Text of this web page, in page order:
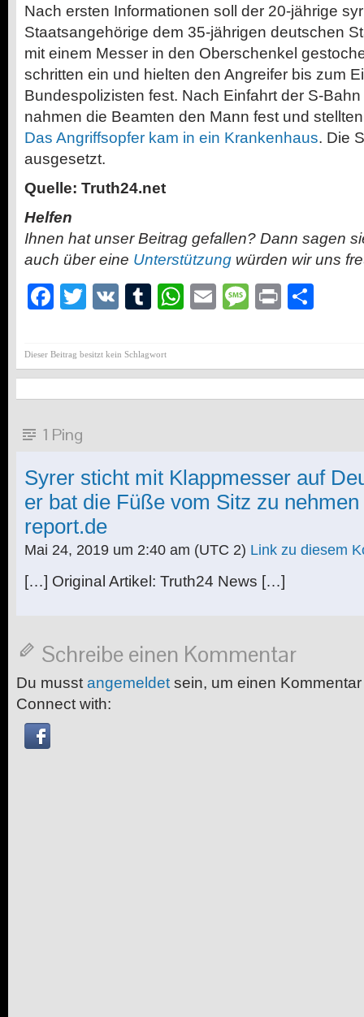
Nach ersten Informationen soll der 20-jährige
Staatsangehörige dem 35-jährigen deutschen
mit einem Messer in den Oberschenkel
schritten ein und hielten den Angreifer bis zum
Bundespolizisten fest. Nach Einfahrt der S-
nahmen die Beamten den Mann fest und
Das Angriffsopfer kam in ein Krankenhaus. Die
ausgesetzt.
Quelle: Truth24.net
Helfen
Ihnen hat unser Beitrag gefallen? Dann sagen
auch über eine Unterstützung würden wir uns
Facebook
Twitter
VK Tumblr
WhatsApp
EmailMessage
Print
Dieser Beitrag besitzt kein Schlagwort
1 Ping
Syrer sticht mit Klappmesser auf
er bat die Füße vom Sitz zu
report.de
Mai 24, 2019 um 2:40 am (UTC 2) Link zu diesem
[…] Original Artikel: Truth24 News […]
Schreibe einen Kommentar
Du musst angemeldet sein, um einen
Connect with: